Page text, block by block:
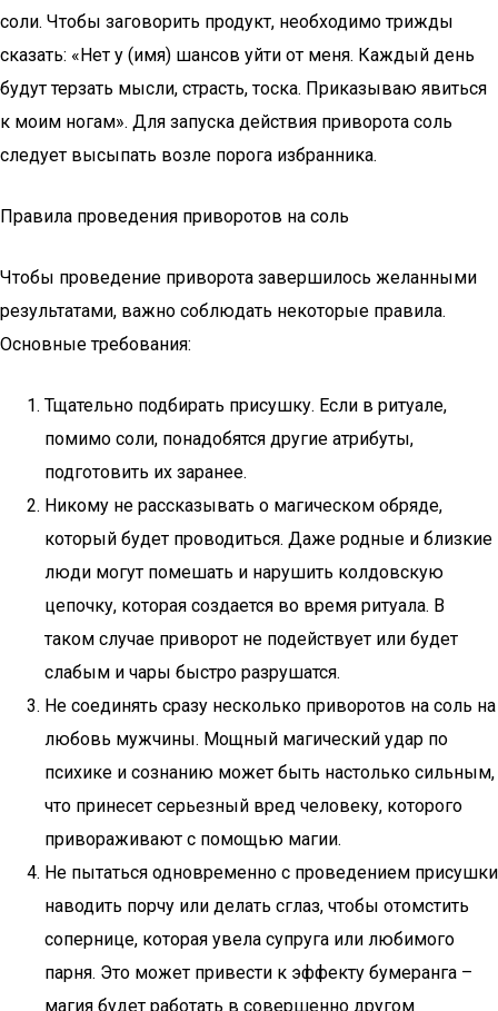
соли. Чтобы заговорить продукт, необходимо трижды
сказать: «Нет у (имя) шансов уйти от меня. Каждый день
будут терзать мысли, страсть, тоска. Приказываю явиться
к моим ногам». Для запуска действия приворота соль
следует высыпать возле порога избранника.
Правила проведения приворотов на соль
Чтобы проведение приворота завершилось желанными
результатами, важно соблюдать некоторые правила.
Основные требования:
Тщательно подбирать присушку. Если в ритуале,
помимо соли, понадобятся другие атрибуты,
подготовить их заранее.
Никому не рассказывать о магическом обряде,
который будет проводиться. Даже родные и близкие
люди могут помешать и нарушить колдовскую
цепочку, которая создается во время ритуала. В
таком случае приворот не подействует или будет
слабым и чары быстро разрушатся.
Не соединять сразу несколько приворотов на соль на
любовь мужчины. Мощный магический удар по
психике и сознанию может быть настолько сильным,
что принесет серьезный вред человеку, которого
привораживают с помощью магии.
Не пытаться одновременно с проведением присушки
наводить порчу или делать сглаз, чтобы отомстить
сопернице, которая увела супруга или любимого
парня. Это может привести к эффекту бумеранга –
магия будет работать в совершенно другом